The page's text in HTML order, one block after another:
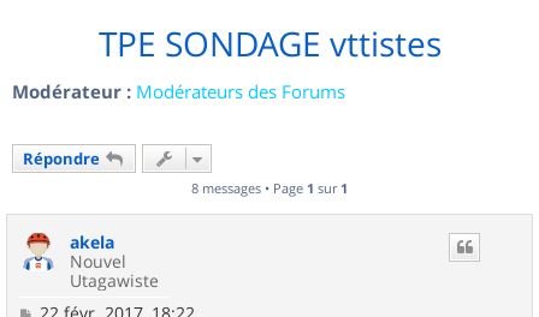
TPE SONDAGE vttistes
Modérateur : Modérateurs des Forums
Répondre
8 messages • Page 1 sur 1
akela
Nouvel
Utagawiste
M